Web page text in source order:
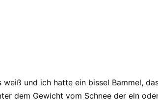
und ich hatte ein bissel Bammel,
dem Gewicht vom Schnee der ein